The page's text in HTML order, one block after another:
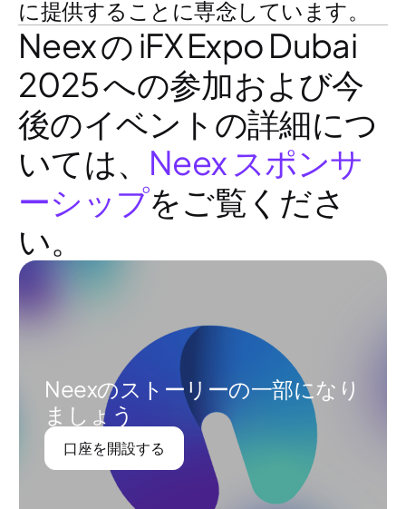
に提供することに専念しています。
Neex の iFX Expo Dubai
2025 への参加および今
後のイベントの詳細につ
いては、 Neex スポンサ
ーシップをご覧くださ
い。
Neexのストーリーの一部になり
ましょう
口座を開設する